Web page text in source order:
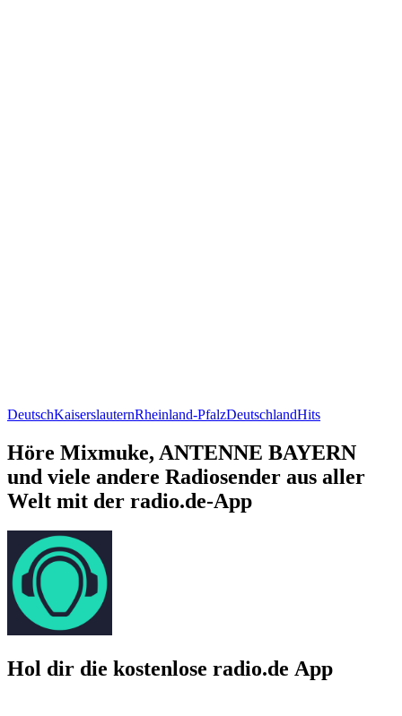
DeutschKaiserslauternRheinland-PfalzDeutschlandHits
Höre Mixmuke, ANTENNE BAYERN
und viele andere Radiosender aus aller
Welt mit der radio.de-App
Hol dir die kostenlose radio.de App